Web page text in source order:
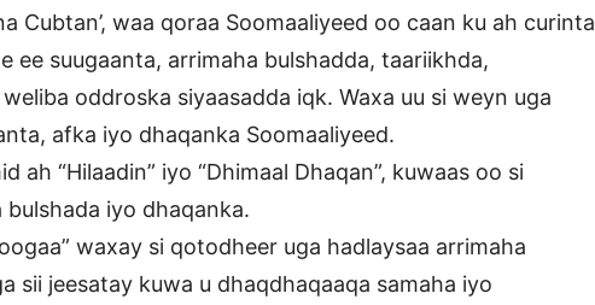
Cubtan’, waa qoraa Soomaaliyeed oo caan ku ah curinta
ee suugaanta, arrimaha bulshadda, taariikhda,
oddroska siyaasadda iqk. Waxa uu si weyn uga
afka iyo dhaqanka Soomaaliyeed.
ah “Hilaadin” iyo “Dhimaal Dhaqan”, kuwaas oo si
iyo dhaqanka.
waxay si qotodheer uga hadlaysaa arrimaha
sii jeesatay kuwa u dhaqdhaqaaqa samaha iyo